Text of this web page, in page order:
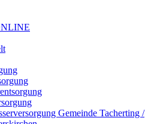
Gemeinde Tacherting /